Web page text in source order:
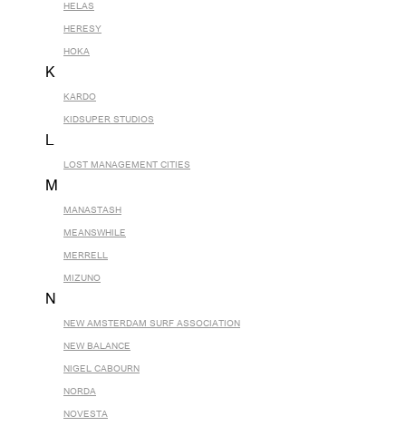
HELAS
HERESY
HOKA
K
KARDO
KIDSUPER STUDIOS
L
LOST MANAGEMENT CITIES
M
MANASTASH
MEANSWHILE
MERRELL
MIZUNO
N
NEW AMSTERDAM SURF ASSOCIATION
NEW BALANCE
NIGEL CABOURN
NORDA
NOVESTA